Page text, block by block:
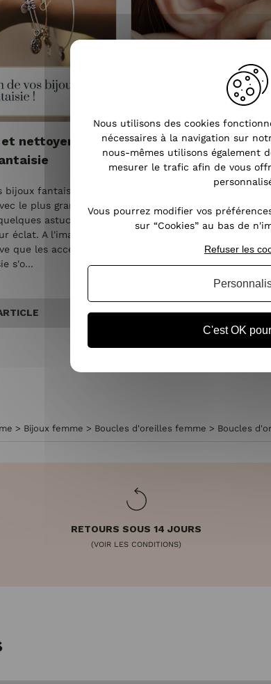
nettoyer vos
bijoux fantaisie ont
le plus grand soin,
astuces pour
éclat. A l'image des
que les accessoires
s'o...
Bien choisir
Les boucles d’oreilles
de mode
conçus pour compléter
look. Pour que ce look
doivent se porter le
possible.
VOIR
> Bijoux femme > Boucles d'oreilles femme > Boucles
RETOURS SOUS 14 JOURS
(VOIR LES CONDITIONS)
Nous utilisons des cookies
nécessaires à la navigation sur
nous-mêmes utilisons également
mesurer le trafic afin de vous
Vous pourrez modifier vos
sur “Cookies” au bas de
C'est OK
Refuser les